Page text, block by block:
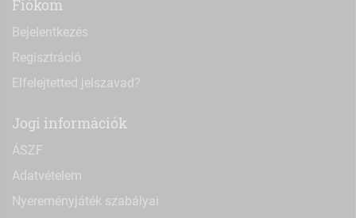
Fiókom
Bejelentkezés
Regisztráció
Elfelejtetted jelszavad?
Jogi információk
ÁSZF
Adatvételem
Nyereményjáték szabályai